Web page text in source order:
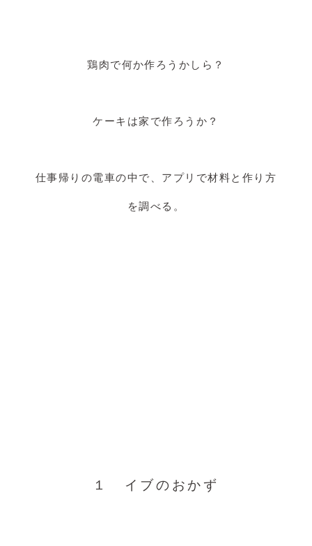
鶏肉で何か作ろうかしら？
ケーキは家で作ろうか？
仕事帰りの電車の中で、アプリで材料と作り方
を調べる。
１ イブのおかず